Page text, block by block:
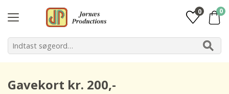
0 0
Gavekort kr. 200,-